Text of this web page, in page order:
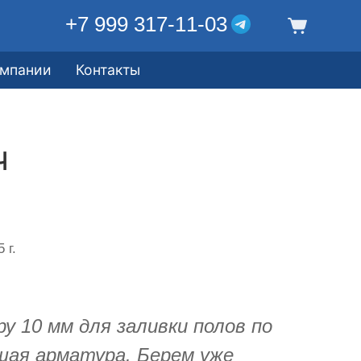
+7 999 317-11-03
Контакты
г.
10 мм для заливки полов по
арматура. Берем уже